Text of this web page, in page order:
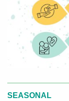
SEASONAL